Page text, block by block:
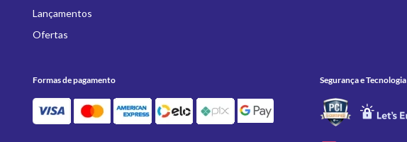
Lançamentos
Ofertas
Formas de pagamento Segurança e Tecnologia